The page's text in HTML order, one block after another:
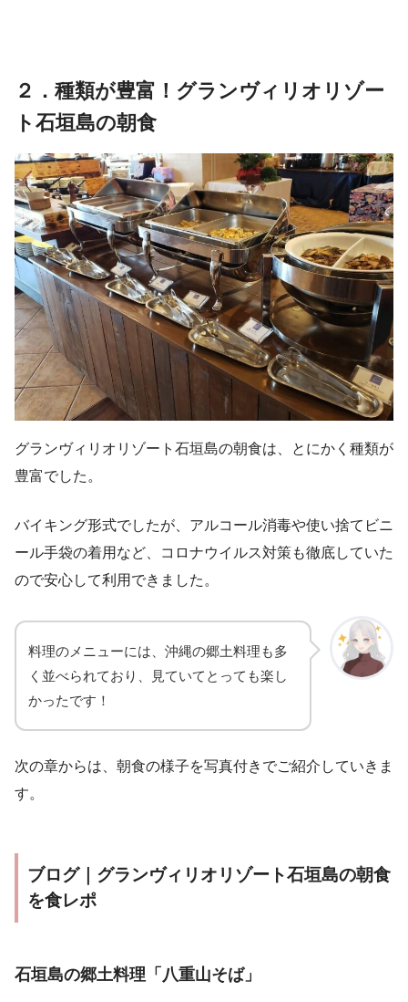
２．種類が豊富！グランヴィリオリゾー
ト石垣島の朝食
グランヴィリオリゾート石垣島の朝食は、とにかく種類が
豊富でした。
バイキング形式でしたが、アルコール消毒や使い捨てビニ
ール手袋の着用など、コロナウイルス対策も徹底していた
ので安心して利用できました。
料理のメニューには、沖縄の郷土料理も多
く並べられており、見ていてとっても楽し
かったです！
次の章からは、朝食の様子を写真付きでご紹介していきま
す。
ブログ｜グランヴィリオリゾート石垣島の朝食
を食レポ
石垣島の郷土料理「八重山そば」